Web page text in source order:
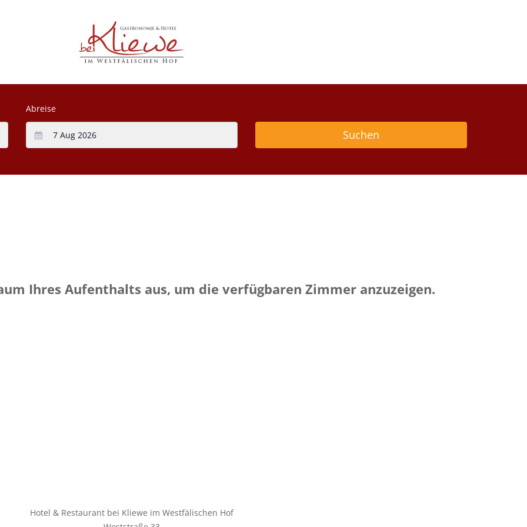
Abreise
Ihres Aufenthalts aus, um die verfügbaren Zimmer anzuzeigen.
Hotel & Restaurant bei Kliewe im Westfälischen Hof